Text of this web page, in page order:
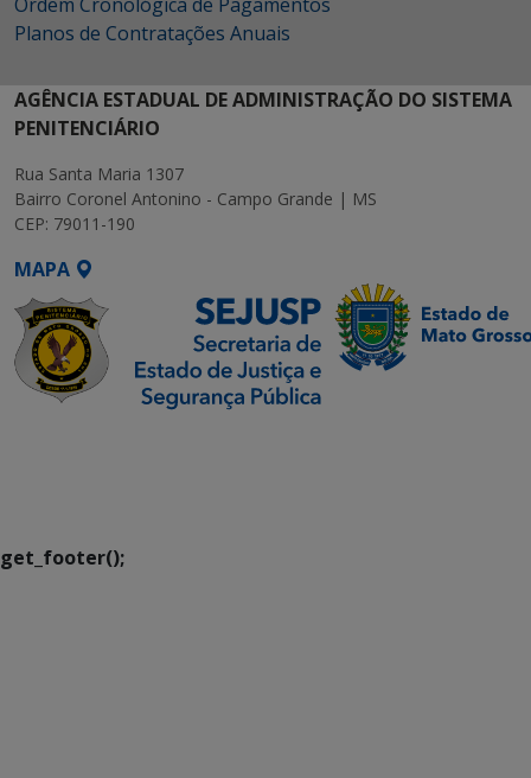
Planos de Contratações Anuais
AGÊNCIA ESTADUAL DE ADMINISTRAÇÃO DO SISTEMA
PENITENCIÁRIO
Rua Santa Maria 1307
Bairro Coronel Antonino - Campo Grande | MS
CEP: 79011-190
MAPA
get_footer();